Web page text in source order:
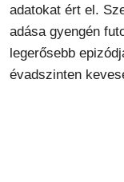
adatokat ért el.
adása gyengén
legerősebb
évadszinten